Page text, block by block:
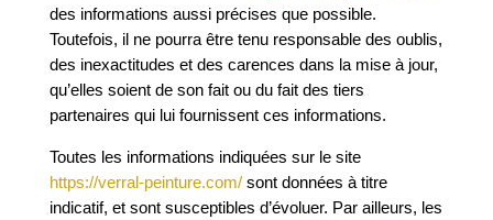
des informations aussi précises que possible.
Toutefois, il ne pourra être tenu responsable des oublis,
des inexactitudes et des carences dans la mise à jour,
qu’elles soient de son fait ou du fait des tiers
partenaires qui lui fournissent ces informations.
Toutes les informations indiquées sur le site
https://verral-peinture.com/sont données à titre
indicatif, et sont susceptibles d’évoluer. Par ailleurs, les